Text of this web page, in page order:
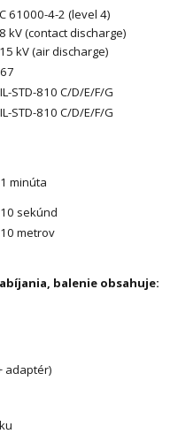
61000-4-2 (level 4)
kV (contact discharge)
kV (air discharge)
STD-810 C/D/E/F/G
STD-810 C/D/E/F/G
minúta
sekúnd
metrov
balenie obsahuje:
adaptér)